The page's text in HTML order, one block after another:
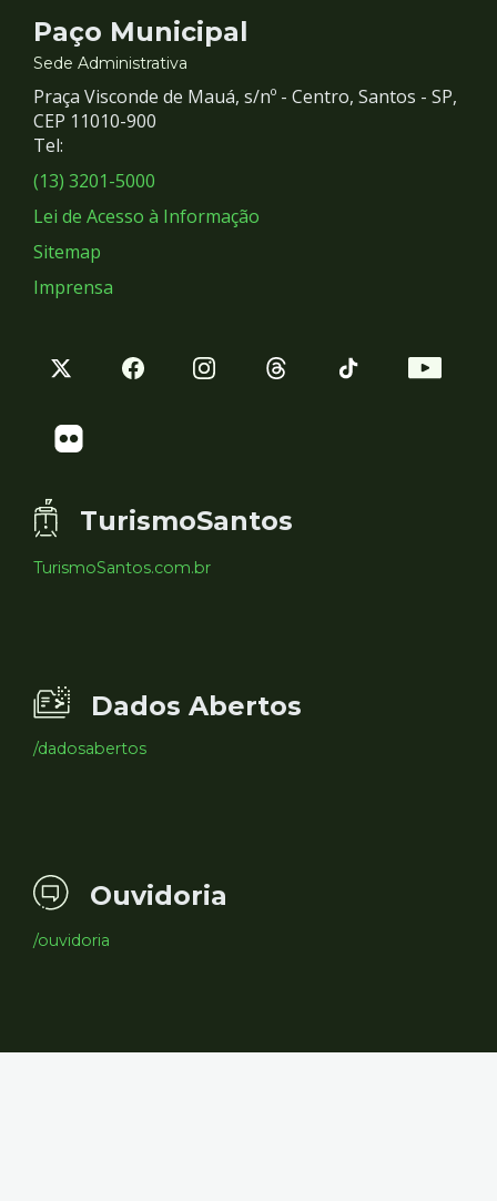
Contato
e
Redes
Sociais
Paço Municipal
Sede Administrativa
Praça Visconde de Mauá, s/nº - Centro, Santos - SP,
CEP 11010-900
Tel:
(13) 3201-5000
Lei de Acesso à Informação
Sitemap
Imprensa
TurismoSantos
TurismoSantos.com.br
Dados Abertos
/dadosabertos
Ouvidoria
/ouvidoria